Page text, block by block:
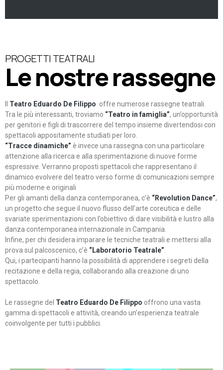
PROGETTI TEATRALI
Le nostre rassegne
Teatro Eduardo De Filippo offre numerose rassegne teatrali.
Tra le più interessanti, troviamo “Teatro in famiglia”, un’opportunità
per genitori e figli di trascorrere del tempo insieme divertendosi con
spettacoli appositamente studiati per loro.
“Tracce dinamiche” è invece una rassegna con una particolare
attenzione alla ricerca e alla sperimentazione di nuove forme
espressive. Verranno proposti spettacoli che rappresentano il
dinamico evolvere del teatro verso forme di comunicazioni sempre
più moderne e originali
Per gli amanti della danza contemporanea, c’è “Revolution Dance”,
un progetto che segue il nuovo flusso dell’arte coreutica e delle
svariate sperimentazioni con l’obiettivo di dare visibilità e lustro alla
danza contemporanea internazionale in Campania.
Infine, per chi desidera imparare le tecniche teatrali e mettersi alla
prova sul palcoscenico, c’è “Laboratorio Teatrale”
Qui, i partecipanti hanno la possibilità di apprendere i segreti della
recitazione e della regia, collaborando alla creazione di uno
spettacolo.
Le rassegne del Teatro Eduardo De Filippo offrono una vasta
gamma di spettacoli e attività, creando un’esperienza teatrale
coinvolgente per tutti i pubblici.